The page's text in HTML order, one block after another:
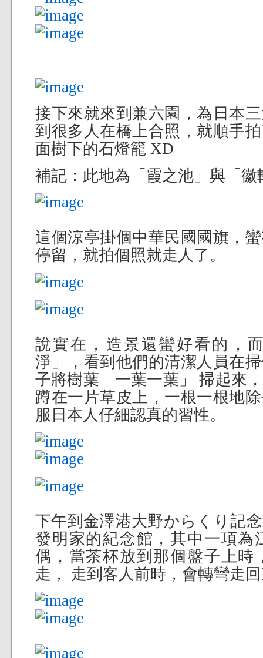
接下來就來到兼六園，為日本
到很多人在橋上合照，就順手
面樹下的石燈籠 XD
補記：此地為「霞之池」與「徽
這個涼亭掛個中華民國國旗，
停留，就拍個照就走人了。
說實在，造景還蠻好看的，
淨」，看到他們的清潔人員在
子將樹葉「一葉一葉」 掃起來
蹲在一片草皮上，一根一根地
服日本人仔細認真的習性。
下午到金澤港大野からくり記
發明家的紀念館，其中一項為
偶，當茶杯放到那個盤子上時
走， 走到客人前時，會轉彎走